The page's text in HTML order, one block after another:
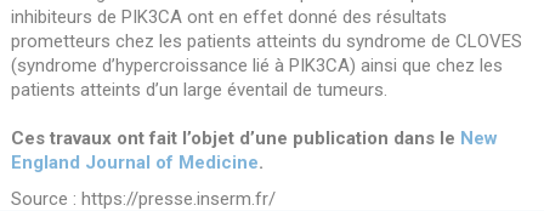
inhibiteurs de PIK3CA ont en effet donné des résultats
prometteurs chez les patients atteints du syndrome de CLOVES
(syndrome d’hypercroissance lié à PIK3CA) ainsi que chez les
patients atteints d’un large éventail de tumeurs.
Ces travaux ont fait l’objet d’une publication dans le New
England Journal of Medicine.
Source : https://presse.inserm.fr/